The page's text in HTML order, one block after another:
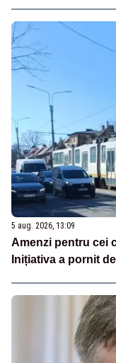
5 aug. 2026, 13:09
Amenzi pentru cei
Inițiativa a pornit